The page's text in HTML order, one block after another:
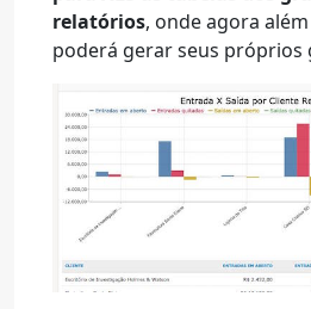
relatórios, onde agora
poderá gerar seus próprios